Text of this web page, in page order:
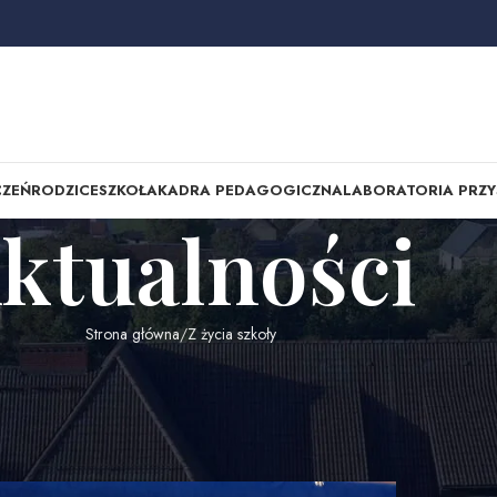
RODZICESZKOŁAKADRA PEDAGOGICZNALABORATORIA
Strona główna Z życia szkoły
” Trójki
18